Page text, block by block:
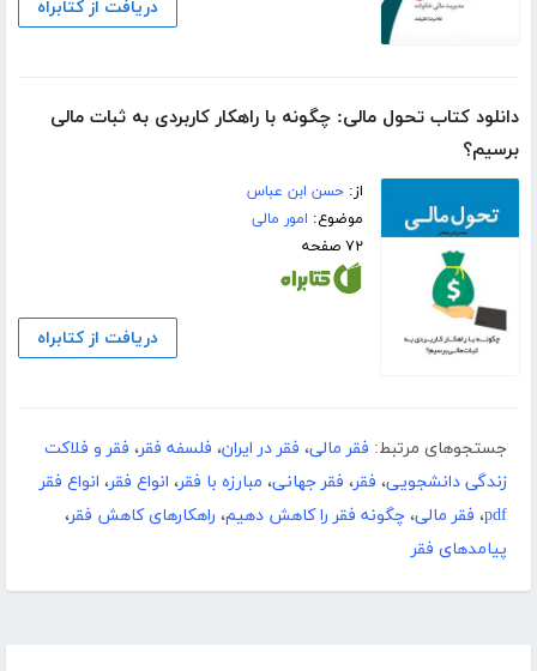
دریافت از کتابراه
دانلود کتاب تحول مالی: چگونه با راهکار کاربردی به ثبات مالی
برسیم؟
از:حسن ابن عباس
موضوع: امور مالی
۷۲ صفحه
دریافت از کتابراه
جستجوهای مرتبط: فقر مالی، فقر در ایران، فلسفه فقر، فقر و فلاکت
زندگی دانشجویی، فقر، فقر جهانی، مبارزه با فقر، انواع فقر، انواع فقر
pdf، فقر مالی، چگونه فقر را کاهش دهیم، راهکارهای کاهش فقر،
پیامدهای فقر